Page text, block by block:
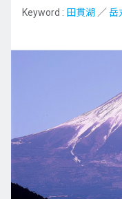
Keyword : 田貫湖 ／ 岳